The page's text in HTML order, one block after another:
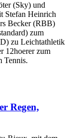
(Sky) und
Stefan Heinrich
Becker (RBB)
zum
zu Leichtathletik
12hoerer zum
Tennis.
Regen,